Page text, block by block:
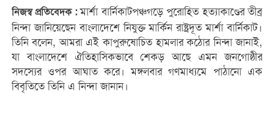
নিজস্ব প্রতিবেদক :মার্শা বার্নিকাটপঞ্চগড়ে পুরোহিত হত্যাকাণ্ডের তীব্র
নিন্দা জানিয়েছেন বাংলাদেশে নিযুক্ত মার্কিন রাষ্ট্রদূত মার্শা বার্নিকাট।
তিনি বলেন, আমরা এই কাপুরুষোচিত হামলার কঠোর নিন্দা জানাই,
যা বাংলাদেশে ঐতিহাসিকভাবে শেকড় আছে এমন জনগোষ্ঠীর
সদস্যের ওপর আঘাত করে। মঙ্গলবার গণমাধ্যমে পাঠানো এক
বিবৃতিতে তিনি এ নিন্দা জানান।